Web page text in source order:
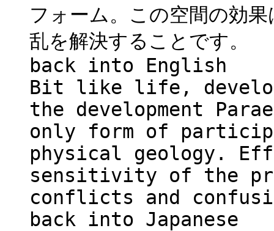
フォーム。この空間の効
乱を解決することです。
back into English
Bit like life,
the development
only form of
physical geology.
sensitivity of the
conflicts and
back into Japanese